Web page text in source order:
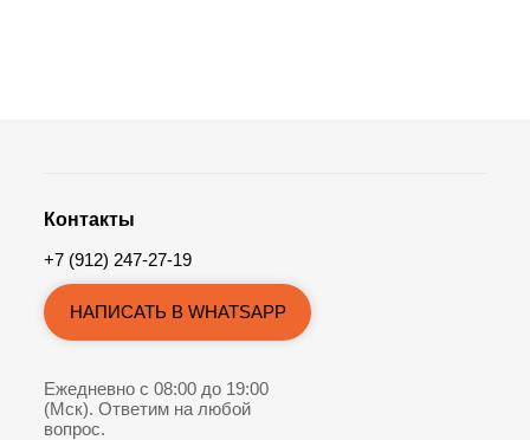
Контакты
+7 (912) 247-27-19
НАПИСАТЬ В WHATSAPP
Ежедневно с 08:00 до 19:00
(Мск). Ответим на любой
вопрос.